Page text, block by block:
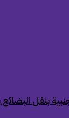
بنقل البضائع